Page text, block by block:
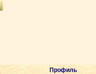
Профиль